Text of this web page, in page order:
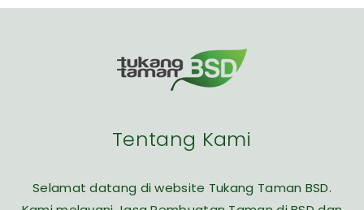
Tentang Kami
Selamat datang di website Tukang Taman BSD.